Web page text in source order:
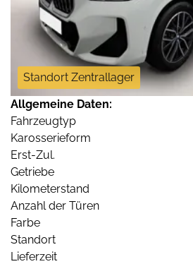
Standort Zentrallager
Allgemeine Daten:
Fahrzeugtyp
Karosserieform
Erst-Zul.
Getriebe
Kilometerstand
Anzahl der Türen
Farbe
Standort
Lieferzeit